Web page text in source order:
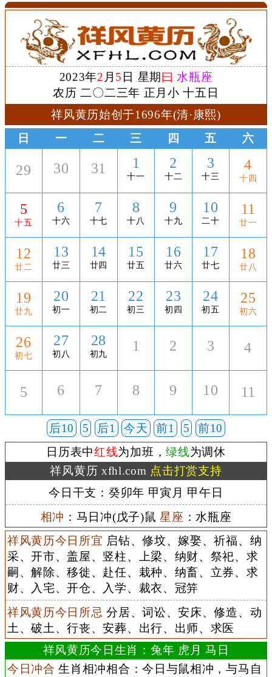
2023年2 月 5 日 星期曰 水瓶座
农历 二〇二三年 正月小 十五日
祥风黄历始创于1696年(清·康熙)
日
一 二 三 四 五 六
29 30 31 1
十一
2
十二
3
十三
4
十四
5
十五
6
十六
7
十七
8
十八
9
十九
10
二十
11
廿一
12
廿二
13
廿三
14
廿四
15
廿五
16
廿六
17
廿七
18
廿八
19
廿九
20
初一
21
初二
22
初三
23
初四
24
初五
25
初六
26
初七
27
初八
28
初九
1 2 3 4
5 6 7 8 9 10 11
后10 5 后1 今天 前1 5
前10
日历表中红线为加班，绿线为调休
祥风黄历 xfhl.com 点击打赏支持
今日干支：癸卯年 甲寅月 甲午日
相冲 ：马日冲(戊子)鼠星座 ：水瓶座
祥风黄历今日所宜 启钻、修坟、嫁娶、祈福、纳
采、开市、盖屋、竖柱、上梁、纳财、祭祀、求
嗣、解除、移徙、赴任、栽种、纳畜、立券、求
财、入宅、开仓、入学、裁衣、冠笄
祥风黄历今日所忌 分居、词讼、安床、修造、动
土、破土、行丧、安葬、出行、出师、求医
祥风黄历今日生肖：兔年 虎月 马日
今日冲合 生肖相冲相合：今日与鼠相冲，与马自